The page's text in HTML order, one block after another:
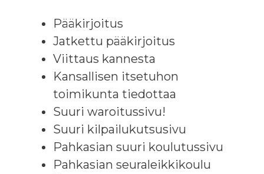
Pääkirjoitus
Jatkettu pääkirjoitus
Viittaus kannesta
Kansallisen itsetuhon
toimikunta tiedottaa
Suuri waroitussivu!
Suuri kilpailukutsusivu
Pahkasian suuri koulutussivu
Pahkasian seuraleikkikoulu